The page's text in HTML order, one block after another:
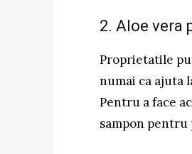
2. Aloe vera
Proprietatile
numai ca ajuta
Pentru a face
sampon